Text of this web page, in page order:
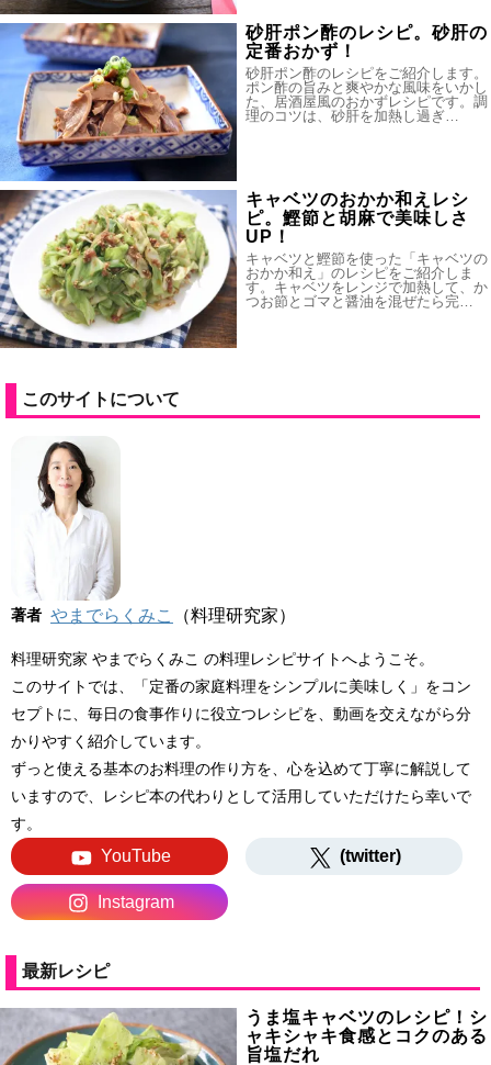
砂肝ポン酢のレシピ。砂肝の
定番おかず！
砂肝ポン酢のレシピをご紹介します。
ポン酢の旨みと爽やかな風味をいかし
た、居酒屋風のおかずレシピです。調
理のコツは、砂肝を加熱し過ぎ…
キャベツのおかか和えレシ
ピ。鰹節と胡麻で美味しさ
UP！
キャベツと鰹節を使った「キャベツの
おかか和え」のレシピをご紹介しま
す。キャベツをレンジで加熱して、か
つお節とゴマと醤油を混ぜたら完…
このサイトについて
著者 やまでらくみこ （料理研究家）
料理研究家 やまでらくみこ の料理レシピサイトへようこそ。
このサイトでは、「定番の家庭料理をシンプルに美味しく」をコン
セプトに、毎日の食事作りに役立つレシピを、動画を交えながら分
かりやすく紹介しています。
ずっと使える基本のお料理の作り方を、心を込めて丁寧に解説して
いますので、レシピ本の代わりとして活用していただけたら幸いで
す。
YouTube (twitter)
Instagram
最新レシピ
うま塩キャベツのレシピ！シ
ャキシャキ食感とコクのある
旨塩だれ